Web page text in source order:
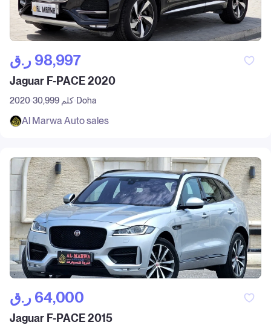
ر.ق‎ 98,997
Jaguar F-PACE 2020
2020 30,999 كلم Doha
Al Marwa Auto sales
ر.ق‎ 64,000
Jaguar F-PACE 2015